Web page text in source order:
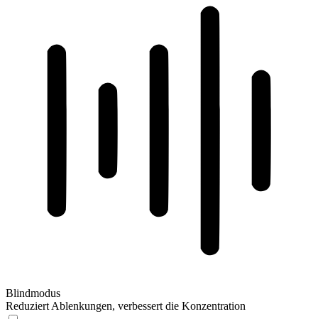
Blindmodus
Reduziert Ablenkungen, verbessert die Konzentration